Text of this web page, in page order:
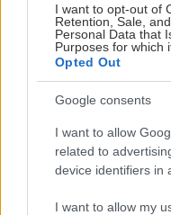
I want to opt-out of
Retention, Sale,
Personal Data that
Purposes for which
Opted Out
Google consents
I want to allow
related to
device identifiers in
I want to allow my
Η Ισπανία ενώ
νέους κανόνες από την